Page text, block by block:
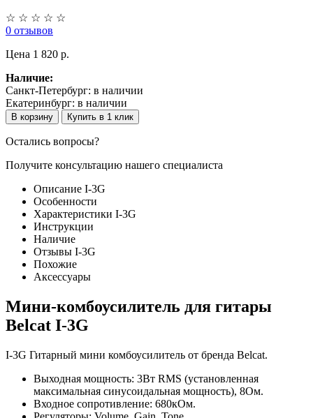
☆ ☆ ☆ ☆ ☆
0 отзывов
Цена 1 820 p.
Наличие:
Санкт-Петербург: в наличии
Екатеринбург: в наличии
В корзину Купить в 1 клик
Остались вопросы?
Получите консультацию нашего специалиста
Описание I-3G
Особенности
Характеристики I-3G
Инструкции
Наличие
Отзывы I-3G
Похожие
Аксессуары
Мини-комбоусилитель для гитары
Belcat I-3G
I-3G Гитарный мини комбоусилитель от бренда Belcat.
Выходная мощность: 3Вт RMS (установленная
максимальная синусоидальная мощность), 8Ом.
Входное сопротивление: 680кОм.